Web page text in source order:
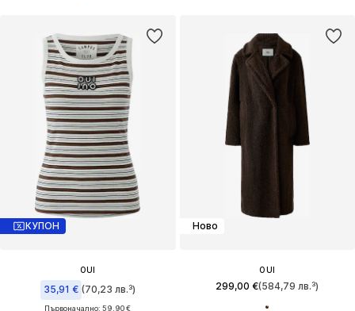
КУПОН
OUI
35,91 € (70,23 лв.³)
Първоначално: 59,90 €
Ново
OUI
299,00 €(584,79 лв.³)